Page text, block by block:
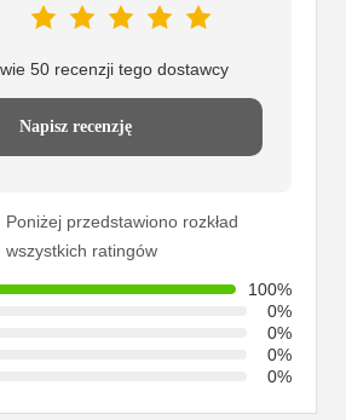
50 recenzji tego dostawcy
Napisz recenzję
Poniżej przedstawiono rozkład
wszystkich ratingów
100%
0%
0%
0%
0%